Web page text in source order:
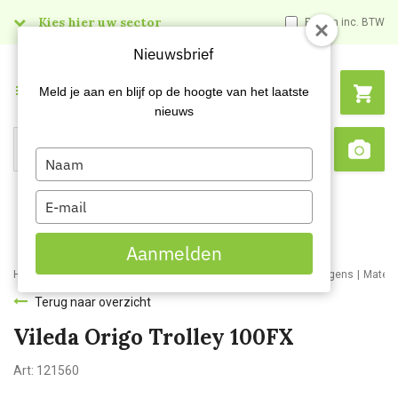
Kies hier uw sector Prijzen inc. BTW
Search
Menu
Home Webshop Schoonmaakartikelen Materiaal- en werkwagens
Terug naar overzicht
Vileda Origo Trolley 100FX
Art: 121560
Nieuwsbrief
Meld je aan en blijf op de hoogte van het laatste
nieuws
Type
your
name
Type
your
email
Aanmelden